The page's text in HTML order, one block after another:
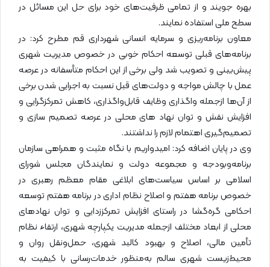
بهره جویند و از تمامی ظرفیت‌های خود برای حل این مسائل در
سطح ملی استفاده نمایند.
معاون برنامه‌ریزی و سرمایه انسانی شهرداری قم مطرح کرد: در
برنامه‌های قبلی توسعه احکام خوبی در خصوص مدیریت شهری
پیش‌بینی و تصویب شد ولی برخی از این احکام متأسفانه در عرصه
عمل با چالش مواجه و دولت‌های قبل نسبت به اجرایی شدن برخی
از آن‌ها ازجمله واگذاری وظایف قابل‌واگذاری، کاهش تمرکزگرایی و
افزایش نقش و توان نهاد های محلی در عرصه تصمیم سازی و
تصمیم‌گیری اهتمام لازم را نداشتند.
وی در پایان اضافه کرد: امیدواریم با نگاه مثبت و همراهی سازمان
برنامه‌وبودجه و مجموعه دولت و نمایندگان مجلس شورای
اسلامی بر اساس سیاست‌های ابلاغی مقام معظم رهبری در
خصوص برنامه هفتم و اصلاح نظام اداری در برنامه هفتم توسعه
احکامی گره‌گشا در راستای افزایش تمرکززدایی و توان نهادهای
محلی از ابعاد مختلف ازجمله مدیریت یکپارچه شهری، ارتقاء نظام
تأمین مالی، اصلاح و بهبود کالبد شهری، حمل‌ونقل روان و
محیط‌زیست شهری سالم به‌منظور خدمات‌رسانی با کیفیت به